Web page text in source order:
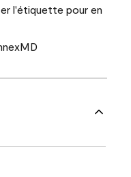
l'étiquette pour en